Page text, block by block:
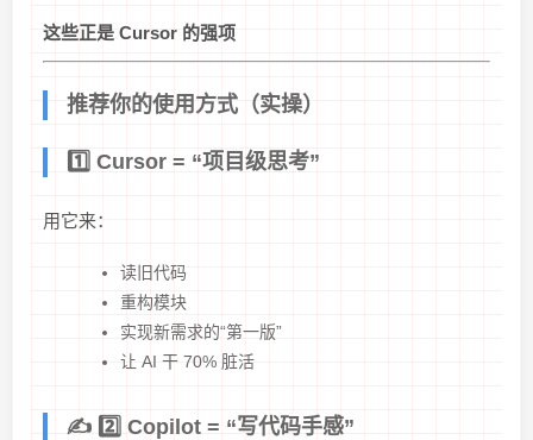
这些正是 Cursor 的强项
推荐你的使用方式（实操）
1️⃣ Cursor = “项目级思考”
用它来：
读旧代码
重构模块
实现新需求的“第一版”
让 AI 干 70% 脏活
✍️ 2️⃣ Copilot = “写代码手感”